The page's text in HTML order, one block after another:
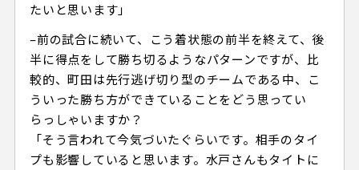
たいと思います」
–前の試合に続いて、こう着状態の前半を終えて、後
半に得点をして勝ち切るようなパターンですが、比
較的、町田は先行逃げ切り型のチームである中、こ
ういった勝ち方ができていることをどう思ってい
らっしゃいますか？
「そう言われて今気づいたぐらいです。相手のタイ
プも影響していると思います。水戸さんもタイトに